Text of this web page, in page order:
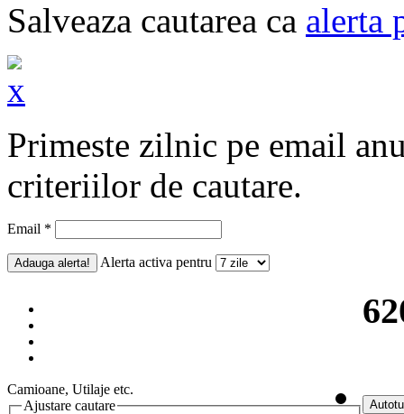
Salveaza cautarea ca alerta
Primeste zilnic pe email
criteriilor de cautare.
Email *
Alerta activa pentru
Camioane, Utilaje etc.
Ajustare cautare